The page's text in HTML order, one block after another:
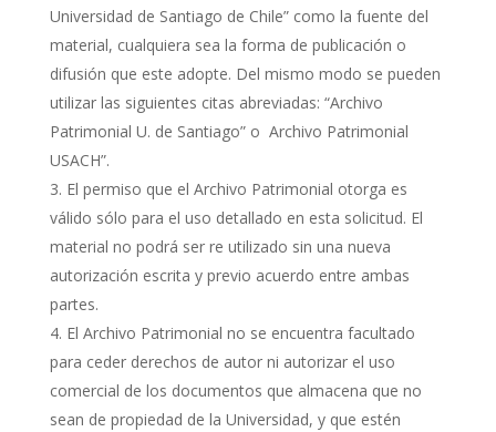
Universidad de Santiago de Chile” como la fuente del
material, cualquiera sea la forma de publicación o
difusión que este adopte. Del mismo modo se pueden
utilizar las siguientes citas abreviadas: “Archivo
Patrimonial U. de Santiago” o Archivo Patrimonial
USACH”.
El permiso que el Archivo Patrimonial otorga es
válido sólo para el uso detallado en esta solicitud. El
material no podrá ser re utilizado sin una nueva
autorización escrita y previo acuerdo entre ambas
partes.
El Archivo Patrimonial no se encuentra facultado
para ceder derechos de autor ni autorizar el uso
comercial de los documentos que almacena que no
sean de propiedad de la Universidad, y que estén